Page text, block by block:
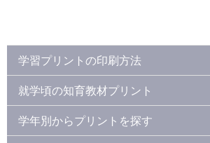
学習プリントの印刷方法
就学頃の知育教材プリント
学年別からプリントを探す